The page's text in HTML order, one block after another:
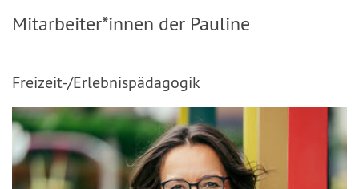
Mitarbeiter*innen der Pauline
Freizeit-/Erlebnispädagogik